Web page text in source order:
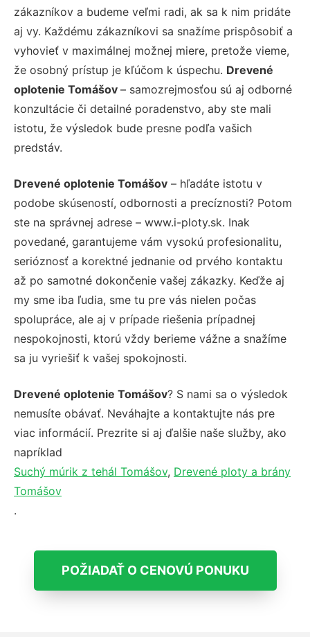
zákazníkov a budeme veľmi radi, ak sa k nim pridáte
aj vy. Každému zákazníkovi sa snažíme prispôsobiť a
vyhovieť v maximálnej možnej miere, pretože vieme,
že osobný prístup je kľúčom k úspechu. Drevené
oplotenie Tomášov – samozrejmosťou sú aj odborné
konzultácie či detailné poradenstvo, aby ste mali
istotu, že výsledok bude presne podľa vašich
predstáv.
Drevené oplotenie Tomášov – hľadáte istotu v
podobe skúseností, odbornosti a precíznosti? Potom
ste na správnej adrese – www.i-ploty.sk. Inak
povedané, garantujeme vám vysokú profesionalitu,
serióznosť a korektné jednanie od prvého kontaktu
až po samotné dokončenie vašej zákazky. Keďže aj
my sme iba ľudia, sme tu pre vás nielen počas
spolupráce, ale aj v prípade riešenia prípadnej
nespokojnosti, ktorú vždy berieme vážne a snažíme
sa ju vyriešiť k vašej spokojnosti.
Drevené oplotenie Tomášov? S nami sa o výsledok
nemusíte obávať. Neváhajte a kontaktujte nás pre
viac informácií. Prezrite si aj ďalšie naše služby, ako
napríklad
Suchý múrik z tehál Tomášov, Drevené ploty a brány
Tomášov
.
POŽIADAŤ O CENOVÚ PONUKU